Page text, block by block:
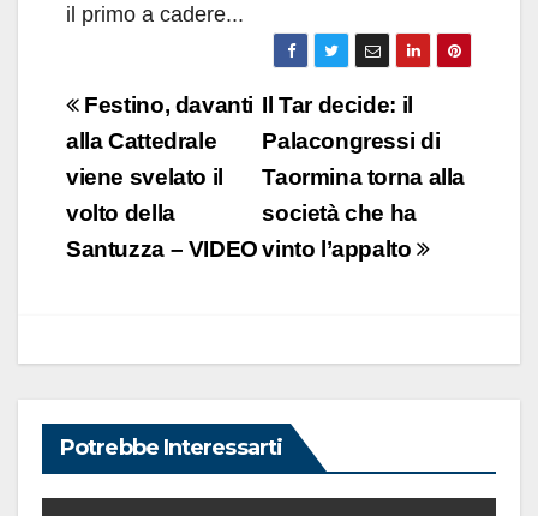
il primo a cadere...
Navigazione
articoli
Il Tar decide: il
Palacongressi di
Taormina torna alla
società che ha
vinto l’appalto
Festino, davanti
alla Cattedrale
viene svelato il
volto della
Santuzza – VIDEO
Potrebbe Interessarti